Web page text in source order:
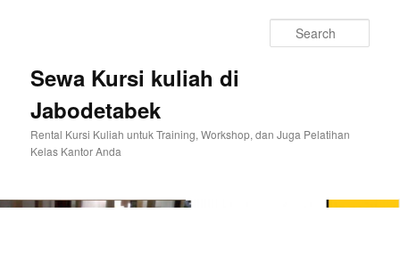
Sewa Kursi kuliah di
Jabodetabek
Rental Kursi Kuliah untuk Training, Workshop, dan Juga Pelatihan
Kelas Kantor Anda